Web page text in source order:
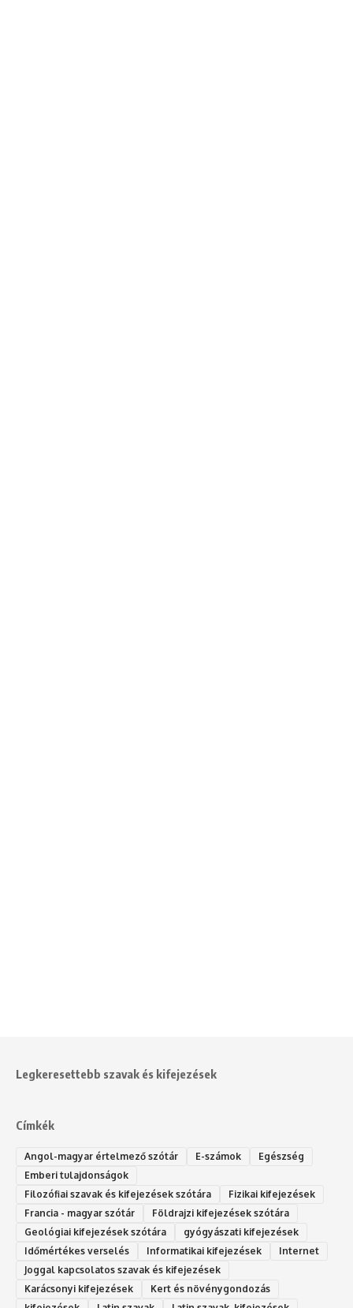
Legkeresettebb szavak és kifejezések
Címkék
Angol-magyar értelmező szótár E-számok
Egészség
Emberi tulajdonságok
Filozófiai szavak és kifejezések szótára
Fizikai kifejezések
Francia - magyar szótár
Földrajzi kifejezések szótára
Geológiai kifejezések szótára
gyógyászati kifejezések
Időmértékes verselés
Informatikai kifejezések
Internet
Joggal kapcsolatos szavak és kifejezések
Karácsonyi kifejezések
Kert és növénygondozás